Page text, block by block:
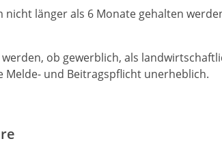
länger als 6 Monate gehalten
ob gewerblich, als
und Beitragspflicht unerheblich.